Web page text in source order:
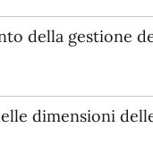
della gestione
dimensioni